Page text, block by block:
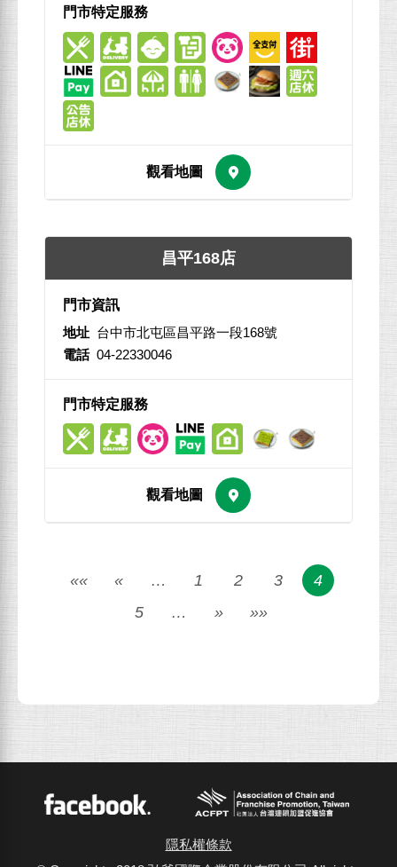
昌平168店
地址 台中市北屯區昌平路一段168號
電話 04-22330046
«« « … 1 2 3
4
5
… » »»
Facebook
隱私權條款